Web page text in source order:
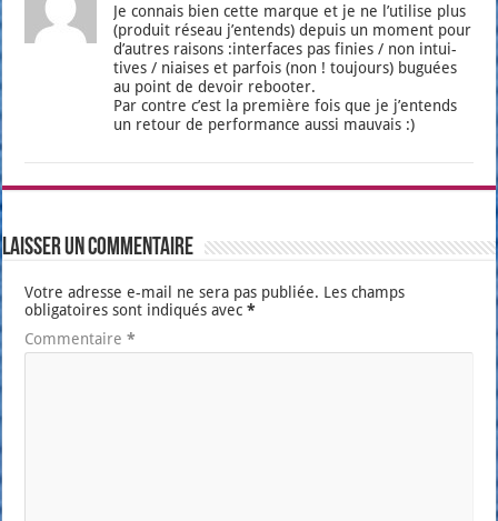
Je connais bien cette marque et je ne l’u­ti­lise plus
(pro­duit réseau j’en­tends) depuis un moment pour
d’autres rai­sons :inter­faces pas finies / non intui­
tives / niaises et par­fois (non ! tou­jours) buguées
au point de devoir reboo­ter.
Par contre c’est la pre­mière fois que je j’en­tends
un retour de per­for­mance aus­si mau­vais :)
Laisser un commentaire
Votre adresse e-mail ne sera pas publiée. Les champs
obligatoires sont indiqués avec*
Commentaire*